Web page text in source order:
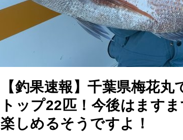
【釣果速報】千葉県梅花
トップ22匹！今後はます
楽しめるそうですよ！